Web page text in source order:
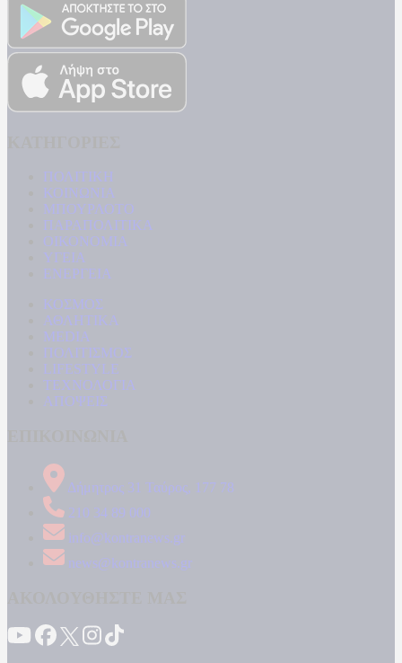
ΠΟΛΙΤΙΚΗ
ΚΟΙΝΩΝΙΑ
ΜΠΟΥΡΛΟΤΟ
ΠΑΡΑΠΟΛΙΤΙΚΑ
ΟΙΚΟΝΟΜΙΑ
ΥΓΕΙΑ
ΕΝΕΡΓΕΙΑ
ΚΟΣΜΟΣ
ΑΘΛΗΤΙΚΑ
MEDIA
ΠΟΛΙΤΙΣΜΟΣ
LIFESTYLE
ΤΕΧΝΟΛΟΓΙΑ
ΑΠΟΨΕΙΣ
Δήμητρος 31 Ταύρος, 177 78
210 34 89 000
info@kontranews.gr
news@kontranews.gr